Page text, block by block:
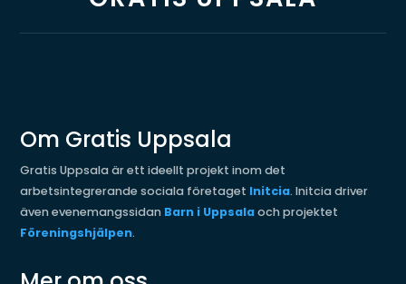
Om Gratis Uppsala
Gratis Uppsala är ett ideellt projekt inom det
arbetsintegrerande sociala företaget Initcia. Initcia driver
även evenemangssidan Barn i Uppsalaoch projektet
Föreningshjälpen.